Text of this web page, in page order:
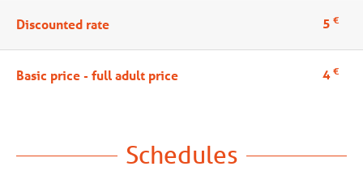
Discounted rate 5 €
Basic price - full adult price 4€
Schedules